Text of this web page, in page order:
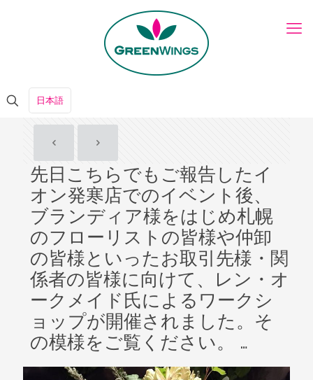
日本語
先日こちらでもご報告したイ
オン発寒店でのイベント後、
ブランディア様をはじめ札幌
のフローリストの皆様や仲卸
の皆様といったお取引先様・関
係者の皆様に向けて、レン・オ
ークメイド氏によるワークシ
ョップが開催されました。そ
の模様をご覧ください。 …